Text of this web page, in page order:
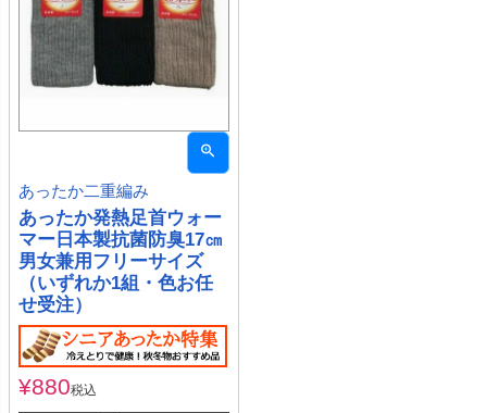
あったか二重編み
あったか発熱足首ウォー
マー日本製抗菌防臭17㎝
男女兼用フリーサイズ
（いずれか1組・色お任
せ受注）
¥880税込